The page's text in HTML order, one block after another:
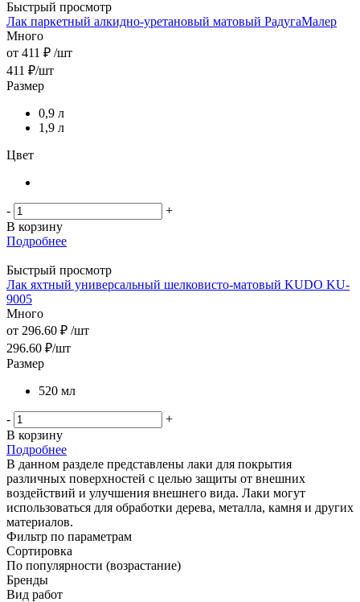
Быстрый просмотр
Лак паркетный алкидно-уретановый матовый РадугаМалер
Много
от 411 ₽ /шт
411 ₽/шт
Размер
0,9 л
1,9 л
Цвет
-
+
В корзину
Подробнее
Быстрый просмотр
Лак яхтный универсальный шелковисто-матовый KUDO KU-
9005
Много
от 296.60 ₽ /шт
296.60 ₽/шт
Размер
520 мл
-
+
В корзину
Подробнее
В данном разделе представлены лаки для покрытия
различных поверхностей с целью защиты от внешних
воздействий и улучшения внешнего вида. Лаки могут
использоваться для обработки дерева, металла, камня и других
материалов.
Фильтр по параметрам
Сортировка
По популярности (возрастание)
Бренды
Вид работ